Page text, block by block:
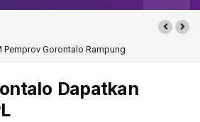
Pemprov Gorontalo RampungGorontalo Ikut
Dapatkan